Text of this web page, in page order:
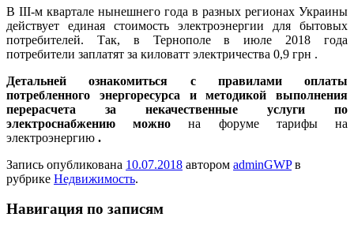
В III-м квартале нынешнего года в разных регионах Украины
действует единая стоимость электроэнергии для бытовых
потребителей. Так, в Тернополе в июле 2018 года
потребители заплатят за киловатт электричества 0,9 грн .
Детальней ознакомиться с правилами оплаты
потребленного энергоресурса и методикой выполнения
перерасчета за некачественные услуги по
электроснабжению можнона форуме тарифы на
электроэнергию .
Запись опубликована 10.07.2018 автором adminGWPв
рубрике Недвижимость.
Навигация по записям